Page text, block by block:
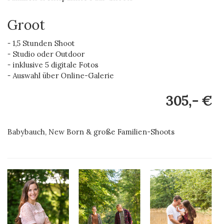
Groot
- 1,5 Stunden Shoot
- Studio oder Outdoor
- inklusive 5 digitale Fotos
- Auswahl über Online-Galerie
305,- €
Babybauch, New Born & große Familien-Shoots